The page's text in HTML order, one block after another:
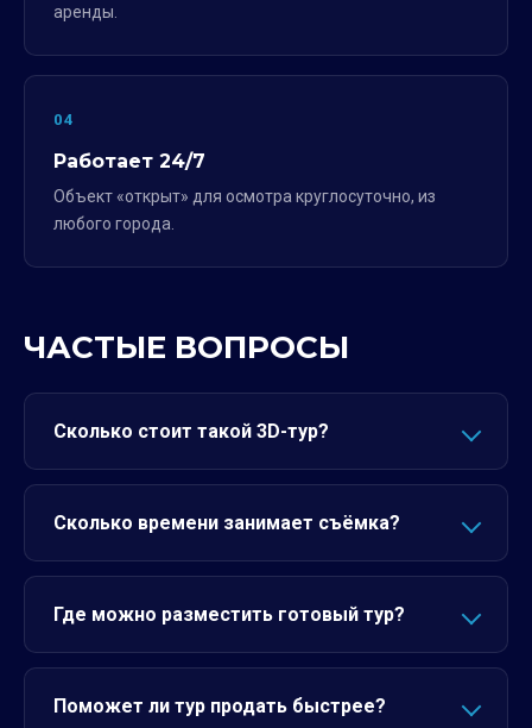
аренды.
04
Работает 24/7
Объект «открыт» для осмотра круглосуточно, из
любого города.
ЧАСТЫЕ ВОПРОСЫ
Сколько стоит такой 3D-тур?
Сколько времени занимает съёмка?
Где можно разместить готовый тур?
Поможет ли тур продать быстрее?